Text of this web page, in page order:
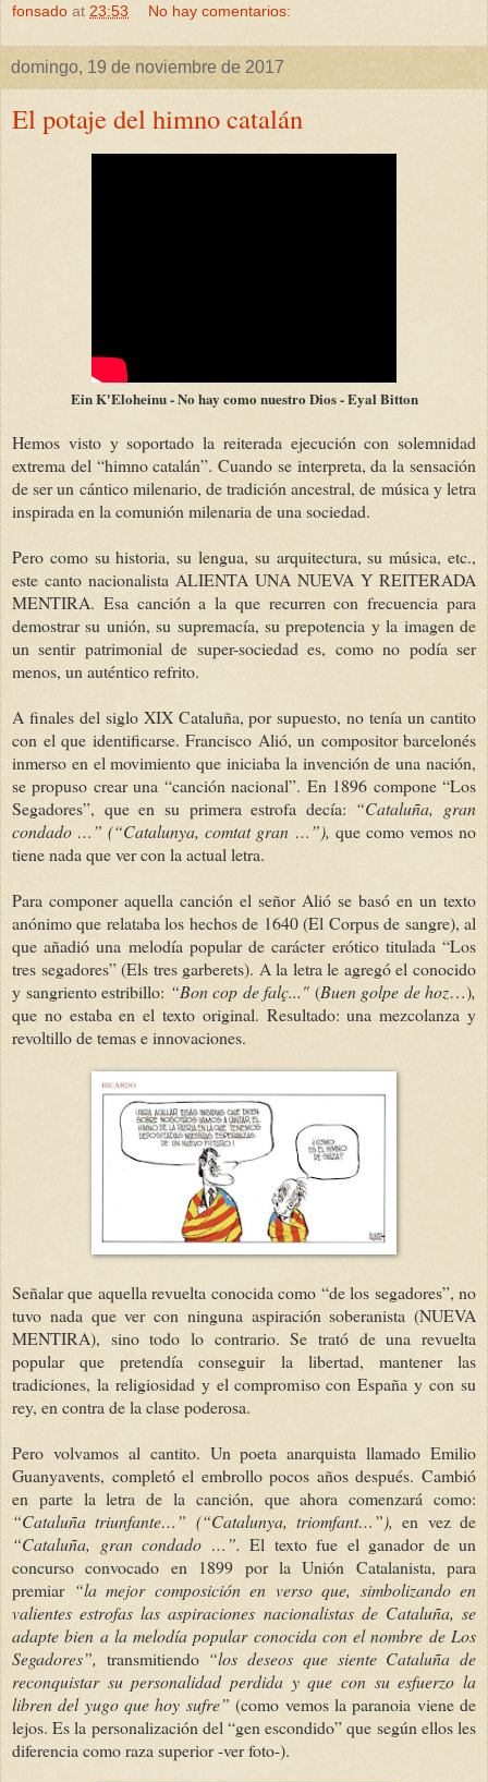
fonsado at 23:53 No hay comentarios:
domingo, 19 de noviembre de 2017
El potaje del himno catalán
Ein K'Eloheinu - No hay como nuestro Dios - Eyal Bitton
Hemos visto y soportado la reiterada ejecución con solemnidad
extrema del “himno catalán”. Cuando se interpreta, da la sensación
de ser un cántico milenario, de tradición ancestral, de música y letra
inspirada en la comunión milenaria de una sociedad.
Pero como su historia, su lengua, su arquitectura, su música, etc.,
este canto nacionalista ALIENTA UNA NUEVA Y REITERADA
MENTIRA. Esa canción a la que recurren con frecuencia para
demostrar su unión, su supremacía, su prepotencia y la imagen de
un sentir patrimonial de super-sociedad es, como no podía ser
menos, un auténtico refrito.
A finales del siglo XIX Cataluña, por supuesto, no tenía un cantito
con el que identificarse. Francisco Alió, un compositor barcelonés
inmerso en el movimiento que iniciaba la invención de una nación,
se propuso crear una “canción nacional”. En 1896 compone “Los
Segadores”, que en su primera estrofa decía: “Cataluña, gran
condado …” (“Catalunya, comtat gran …”), que como vemos no
tiene nada que ver con la actual letra.
Para componer aquella canción el señor Alió se basó en un texto
anónimo que relataba los hechos de 1640 (El Corpus de sangre), al
que añadió una melodía popular de carácter erótico titulada “Los
tres segadores” (Els tres garberets). A la letra le agregó el conocido
y sangriento estribillo: “Bon cop de falç..." (Buen golpe de hoz…),
que no estaba en el texto original. Resultado: una mezcolanza y
revoltillo de temas e innovaciones.
Señalar que aquella revuelta conocida como “de los segadores”, no
tuvo nada que ver con ninguna aspiración soberanista (NUEVA
MENTIRA), sino todo lo contrario. Se trató de una revuelta
popular que pretendía conseguir la libertad, mantener las
tradiciones, la religiosidad y el compromiso con España y con su
rey, en contra de la clase poderosa.
Pero volvamos al cantito. Un poeta anarquista llamado Emilio
Guanyavents, completó el embrollo pocos años después. Cambió
en parte la letra de la canción, que ahora comenzará como:
“Cataluña triunfante…” (“Catalunya, triomfant…”), en vez de
“Cataluña, gran condado …”. El texto fue el ganador de un
concurso convocado en 1899 por la Unión Catalanista, para
premiar “la mejor composición en verso que, simbolizando en
valientes estrofas las aspiraciones nacionalistas de Cataluña, se
adapte bien a la melodía popular conocida con el nombre de Los
Segadores”, transmitiendo “los deseos que siente Cataluña de
reconquistar su personalidad perdida y que con su esfuerzo la
libren del yugo que hoy sufre”(como vemos la paranoia viene de
lejos. Es la personalización del “gen escondido” que según ellos les
diferencia como raza superior -ver foto-).